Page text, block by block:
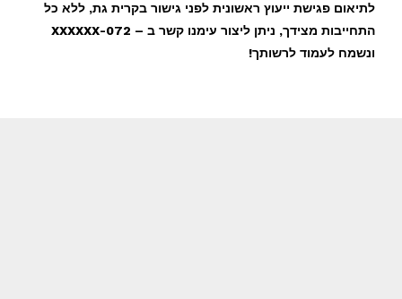
לתיאום פגישת ייעוץ ראשונית לפני גישור בקרית גת, ללא כל
התחייבות מצידך, ניתן ליצור עימנו קשר ב – 072-XXXXXX
ונשמח לעמוד לרשותך!